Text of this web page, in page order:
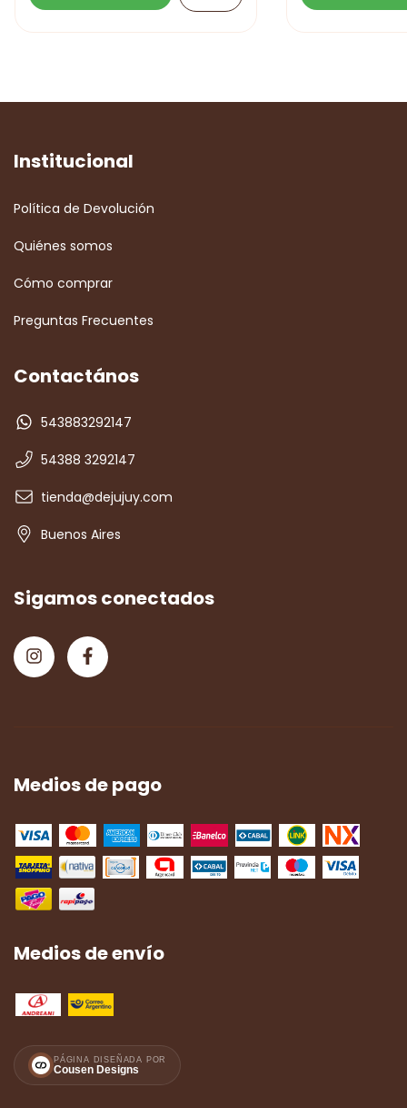
Institucional
Política de Devolución
Quiénes somos
Cómo comprar
Preguntas Frecuentes
Contactános
543883292147
54388 3292147
tienda@dejujuy.com
Buenos Aires
Sigamos conectados
Medios de pago
Medios de envío
PÁGINA DISEÑADA POR
Cousen Designs